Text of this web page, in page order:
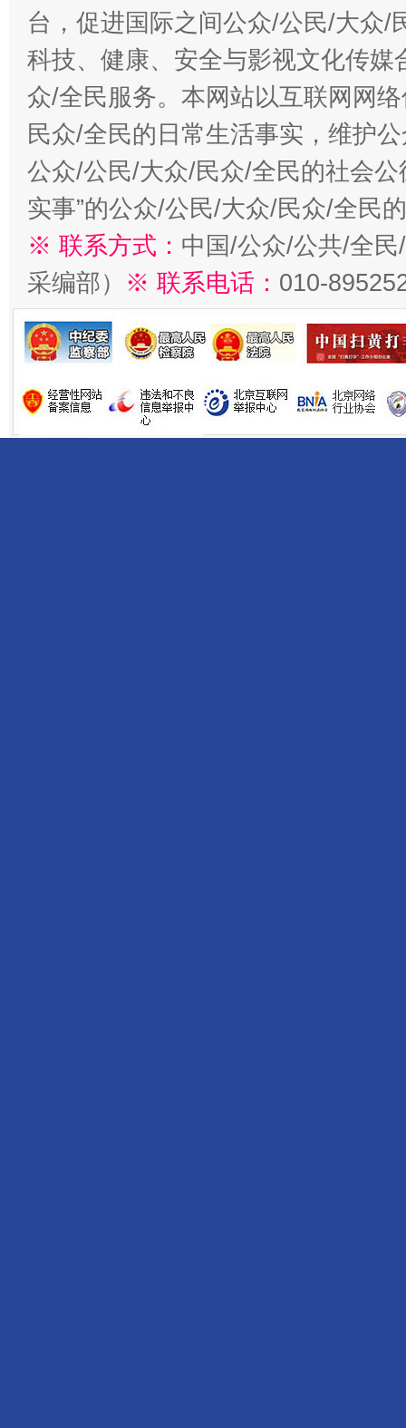
台，促进国际之间公众/公民/大众/
科技、健康、安全与影视文化传
众/全民服务。本网站以互联网网
民众/全民的日常生活事实，维护
公众/公民/大众/民众/全民的社会公
实事”的公众/公民/大众/民众/全民
※ 联系方式： 中国/公众/公共/全
采编部） ※ 联系电话： 010-